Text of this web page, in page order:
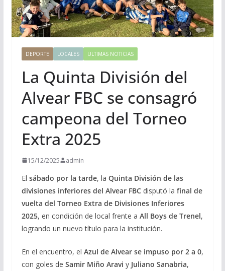
DEPORTE LOCALES ULTIMAS NOTICIAS
La Quinta División del
Alvear FBC se consagró
campeona del Torneo
Extra 2025
15/12/2025 admin
El sábado por la tarde, la Quinta División de las
divisiones inferiores del Alvear FBCdisputó la final de
vuelta del Torneo Extra de Divisiones Inferiores
2025, en condición de local frente a All Boys de Trenel,
logrando un nuevo título para la institución.
En el encuentro, el Azul de Alvear se impuso por 2 a 0,
con goles de Samir Miño Aravi y Juliano Sanabria,